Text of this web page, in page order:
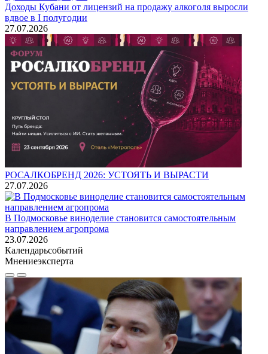
Доходы Кубани от лицензий на продажу алкоголя выросли
вдвое в I полугодии
27.07.2026
РОСАЛКОБРЕНД 2026: УСТОЯТЬ И ВЫРАСТИ
27.07.2026
В Подмосковье виноделие становится самостоятельным
направлением агропрома
23.07.2026
Календарьсобытий
Мнениеэксперта